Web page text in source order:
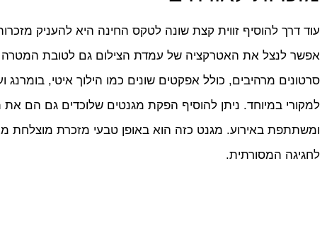
עוד דרך להוסיף זווית קצת שונה לטקס החינה היא להעניק
אפשר לנצל את האטרקציה של עמדת הצילום גם לטובת המטרה
סרטונים מרהיבים, כולל אפקטים שונים כמו הילוך איטי, בומרנג
למקורי במיוחד. ניתן להוסיף הפקת מגנטים שלוכדים גם
ומשתתפת באירוע. מגנט כזה הוא באופן טבעי מזכרת מוצלחת
לחגיגה המסורתית.